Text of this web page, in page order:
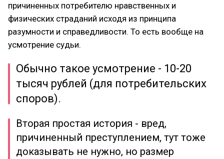
причиненных потребителю нравственных и
физических страданий исходя из принципа
разумности и справедливости. То есть вообще на
усмотрение судьи.
Обычно такое усмотрение - 10-20
тысяч рублей (для потребительских
споров).
Вторая простая история - вред,
причиненный преступлением, тут тоже
доказывать не нужно, но размер